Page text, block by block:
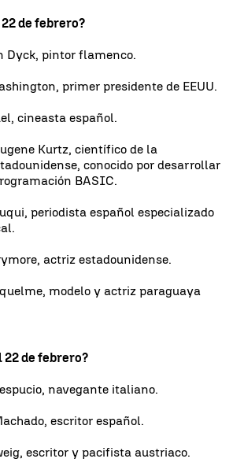
de febrero?
Dyck, pintor flamenco.
primer presidente de EEUU.
cineasta español.
Kurtz, científico de la
conocido por desarrollar
BASIC.
periodista español especializado
actriz estadounidense.
modelo y actriz paraguaya
22 de febrero?
navegante italiano.
escritor español.
escritor y pacifista austriaco.